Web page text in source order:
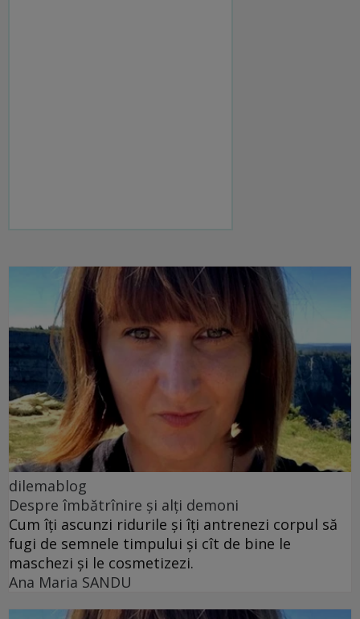
dilemablog
Despre îmbătrînire și alți demoni
Cum îți ascunzi ridurile și îți antrenezi corpul să
fugi de semnele timpului și cît de bine le
maschezi și le cosmetizezi.
Ana Maria SANDU